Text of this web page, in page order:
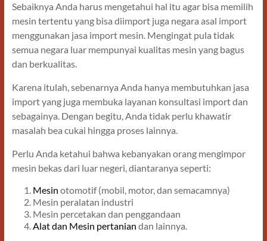
Sebaiknya Anda harus mengetahui hal itu agar bisa memilih
mesin tertentu yang bisa diimport juga negara asal import
menggunakan jasa import mesin. Mengingat pula tidak
semua negara luar mempunyai kualitas mesin yang bagus
dan berkualitas.
Karena itulah, sebenarnya Anda hanya membutuhkan jasa
import yang juga membuka layanan konsultasi import dan
sebagainya. Dengan begitu, Anda tidak perlu khawatir
masalah bea cukai hingga proses lainnya.
Perlu Anda ketahui bahwa kebanyakan orang mengimpor
mesin bekas dari luar negeri, diantaranya seperti:
Mesin otomotif (mobil, motor, dan semacamnya)
Mesin peralatan industri
Mesin percetakan dan penggandaan
Alat dan Mesin pertanian dan lainnya.